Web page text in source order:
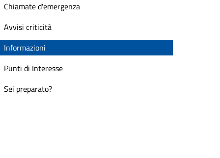
Chiamate d'emergenza
Avvisi criticità
Informazioni
Punti di Interesse
Sei preparato?